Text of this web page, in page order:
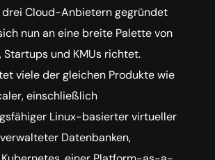
Cloud-Anbietern gegründet
nun an eine breite Palette von
Startups und KMUs richtet.
viele der gleichen Produkte wie
einschließlich
Linux-basierter virtueller
Datenbanken,